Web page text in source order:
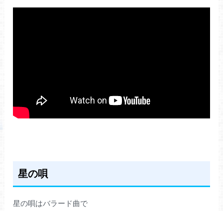
星の唄
星の唄はバラード曲で